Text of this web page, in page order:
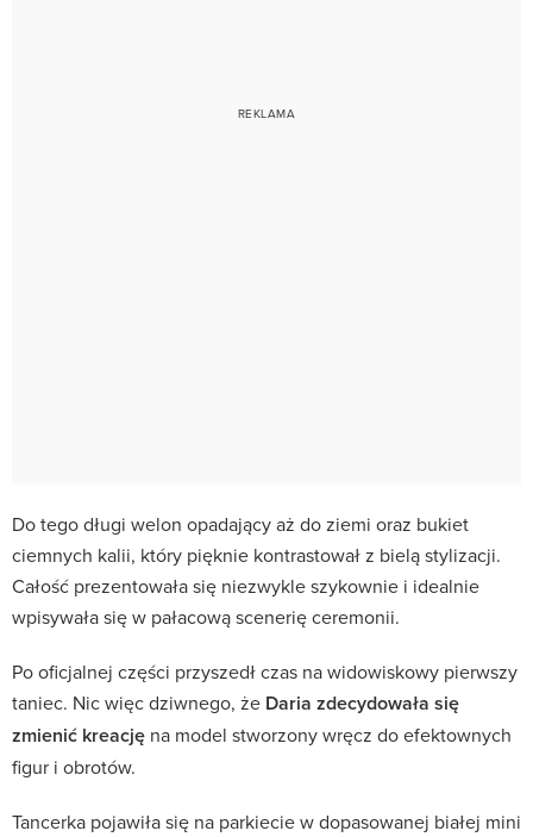
Do tego długi welon opadający aż do ziemi oraz bukiet
ciemnych kalii, który pięknie kontrastował z bielą stylizacji.
Całość prezentowała się niezwykle szykownie i idealnie
wpisywała się w pałacową scenerię ceremonii.
Po oficjalnej części przyszedł czas na widowiskowy pierwszy
taniec. Nic więc dziwnego, że Daria zdecydowała się
zmienić kreację na model stworzony wręcz do efektownych
figur i obrotów.
Tancerka pojawiła się na parkiecie w dopasowanej białej mini